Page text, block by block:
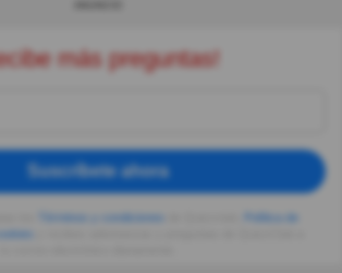
más preguntas!
Suscríbete ahora